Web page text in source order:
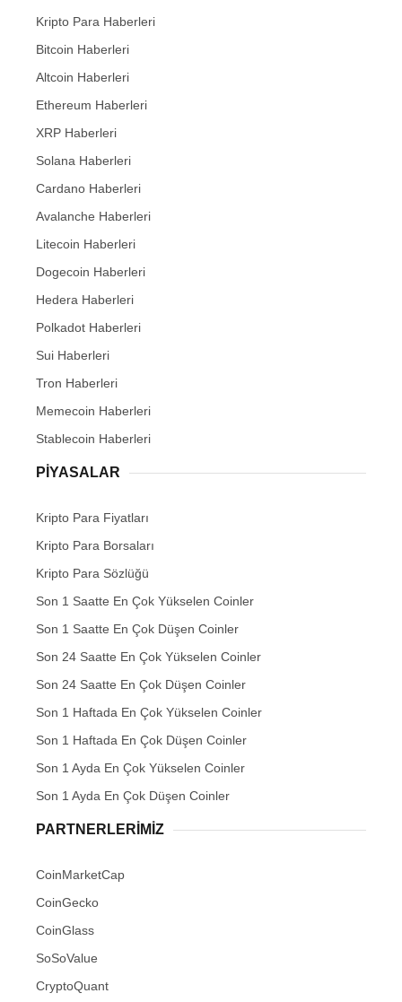
Kripto Para Haberleri
Bitcoin Haberleri
Altcoin Haberleri
Ethereum Haberleri
XRP Haberleri
Solana Haberleri
Cardano Haberleri
Avalanche Haberleri
Litecoin Haberleri
Dogecoin Haberleri
Hedera Haberleri
Polkadot Haberleri
Sui Haberleri
Tron Haberleri
Memecoin Haberleri
Stablecoin Haberleri
PIYASALAR
Kripto Para Fiyatları
Kripto Para Borsaları
Kripto Para Sözlüğü
Son 1 Saatte En Çok Yükselen Coinler
Son 1 Saatte En Çok Düşen Coinler
Son 24 Saatte En Çok Yükselen Coinler
Son 24 Saatte En Çok Düşen Coinler
Son 1 Haftada En Çok Yükselen Coinler
Son 1 Haftada En Çok Düşen Coinler
Son 1 Ayda En Çok Yükselen Coinler
Son 1 Ayda En Çok Düşen Coinler
PARTNERLERIMIZ
CoinMarketCap
CoinGecko
CoinGlass
SoSoValue
CryptoQuant